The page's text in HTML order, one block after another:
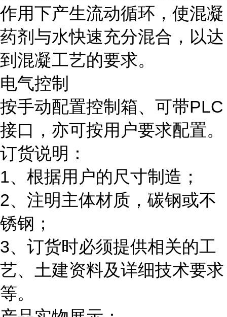
作用下产生流动循环，使混凝
药剂与水快速充分混合，以达
到混凝工艺的要求。
电气控制
按手动配置控制箱、可带PLC
接口，亦可按用户要求配置。
订货说明：
1、根据用户的尺寸制造；
2、注明主体材质，碳钢或不
锈钢；
3、订货时必须提供相关的工
艺、土建资料及详细技术要求
等。